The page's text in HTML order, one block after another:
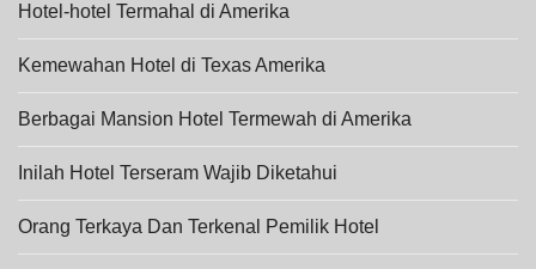
Hotel-hotel Termahal di Amerika
Kemewahan Hotel di Texas Amerika
Berbagai Mansion Hotel Termewah di Amerika
Inilah Hotel Terseram Wajib Diketahui
Orang Terkaya Dan Terkenal Pemilik Hotel